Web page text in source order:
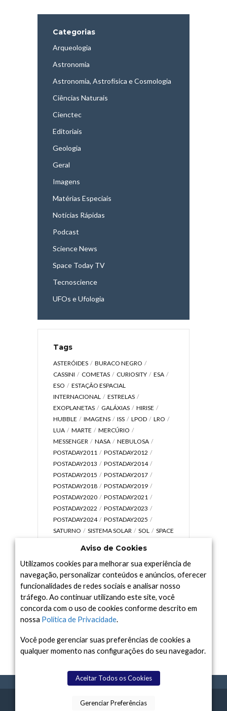
Categorias
Arqueologia
Astronomia
Astronomia, Astrofísica e Cosmologia
Ciências Naturais
Cienctec
Editoriais
Geologia
Geral
Imagens
Matérias Especiais
Notícias Rápidas
Podcast
Science News
Space Today TV
Tecnoscience
UFOs e Ufologia
Tags
ASTERÓIDES
BURACO NEGRO
CASSINI
COMETAS CURIOSITY
ESA
ESO
ESTAÇÃO ESPACIAL
INTERNACIONAL
ESTRELAS
EXOPLANETAS
GALÁXIAS
HIRISE
HUBBLE
IMAGENS ISS LPOD
LRO
LUA
MARTE
MERCÚRIO
MESSENGER
NASA
NEBULOSA
POSTADAY2011
POSTADAY2012
POSTADAY2013
POSTADAY2014
POSTADAY2015
POSTADAY2017
POSTADAY2018
POSTADAY2019
POSTADAY2020
POSTADAY2021
POSTADAY2022
POSTADAY2023
POSTADAY2024
POSTADAY2025
SATURNO
SISTEMA SOLAR SOL
SPACE
UNIVERSO
VÍDEO
Arquivo
Arquivo
TERMOS CONTATO SPACE TODAY
Aviso de Cookies
Utilizamos cookies para melhorar sua experiência de
navegação, personalizar conteúdos e anúncios, oferecer
funcionalidades de redes sociais e analisar nosso
tráfego. Ao continuar utilizando este site, você
concorda com o uso de cookies conforme descrito em
nossa Política de Privacidade.
Você pode gerenciar suas preferências de cookies a
qualquer momento nas configurações do seu navegador.
Aceitar Todos os Cookies
Gerenciar Preferências